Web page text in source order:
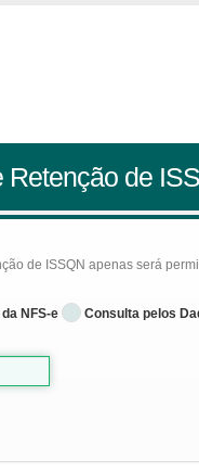
de
de ISSQN apenas será
NFS-e Consulta pelos